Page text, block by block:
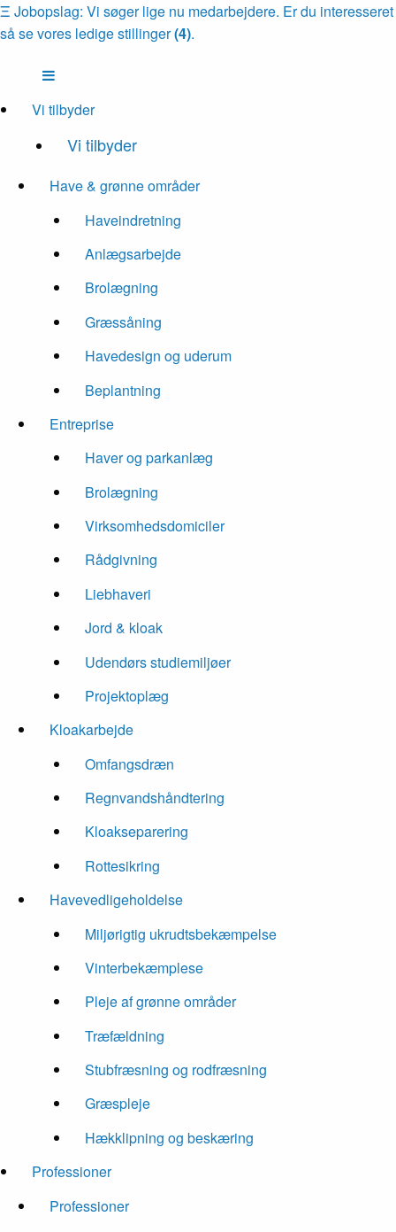
Ξ Jobopslag: Vi søger lige nu medarbejdere. Er du interesseret
så se vores ledige stillinger(4).
Vi tilbyder
Vi tilbyder
Have & grønne områder
Haveindretning
Anlægsarbejde
Brolægning
Græssåning
Havedesign og uderum
Beplantning
Entreprise
Haver og parkanlæg
Brolægning
Virksomhedsdomiciler
Rådgivning
Liebhaveri
Jord & kloak
Udendørs studiemiljøer
Projektoplæg
Kloakarbejde
Omfangsdræn
Regnvandshåndtering
Kloakseparering
Rottesikring
Havevedligeholdelse
Miljørigtig ukrudtsbekæmpelse
Vinterbekæmplese
Pleje af grønne områder
Træfældning
Stubfræsning og rodfræsning
Græspleje
Hækklipning og beskæring
Professioner
Professioner